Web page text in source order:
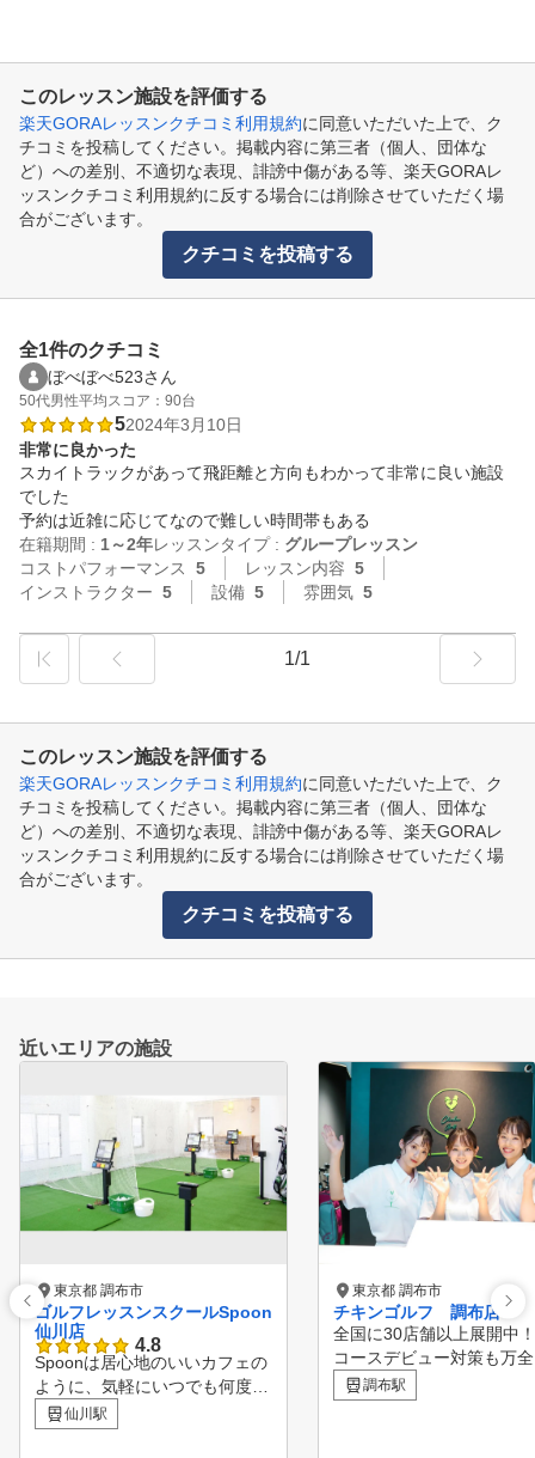
このレッスン施設を評価する
楽天GORAレッスンクチコミ利用規約に同意いただいた上で、ク
チコミを投稿してください。掲載内容に第三者（個人、団体な
ど）への差別、不適切な表現、誹謗中傷がある等、楽天GORAレ
ッスンクチコミ利用規約に反する場合には削除させていただく場
合がございます。
クチコミを投稿する
全1件のクチコミ
ぼべぼべ523さん
50代男性平均スコア：90台
52024年3月10日
非常に良かった
スカイトラックがあって飛距離と方向もわかって非常に良い施設
でした
予約は近雑に応じてなので難しい時間帯もある
在籍期間 : 1～2年レッスンタイプ : グループレッスン
コストパフォーマンス
5 レッスン内容 5
インストラクター 5 設備 5 雰囲気 5
1/1
このレッスン施設を評価する
楽天GORAレッスンクチコミ利用規約に同意いただいた上で、ク
チコミを投稿してください。掲載内容に第三者（個人、団体な
ど）への差別、不適切な表現、誹謗中傷がある等、楽天GORAレ
ッスンクチコミ利用規約に反する場合には削除させていただく場
合がございます。
クチコミを投稿する
近いエリアの施設
東京都 調布市
ゴルフレッスンスクールSpoon
仙川店
4.8
Spoonは居心地のいいカフェの
ように、気軽にいつでも何度で
も通える新しい雰囲気のゴルフ
レッスンスクールです。月会費
仙川駅
東京都 調布市
チキンゴルフ 調布店
全国に30店舗以上展開中
コースデビュー対策も万
新のシミュレーションマ
チキンゴルフにお通い頂
調布駅